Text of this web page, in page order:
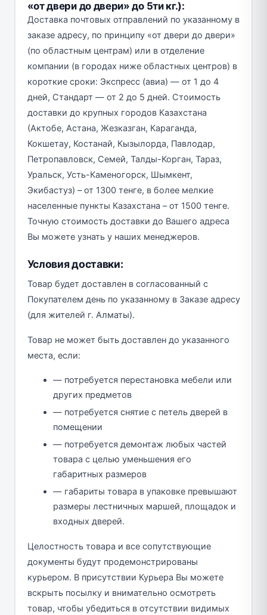
«от двери до двери» до 5ти кг.):
Доставка почтовых отправлений по указанному в
заказе адресу, по принципу «от двери до двери»
(по областным центрам) или в отделение
компании (в городах ниже областных центров) в
короткие сроки: Экспресс (авиа) — от 1 до 4
дней, Стандарт — от 2 до 5 дней. Стоимость
доставки до крупных городов Казахстана
(Актобе, Астана, Жезказган, Караганда,
Кокшетау, Костанай, Кызылорда, Павлодар,
Петропавловск, Семей, Талды-Корган, Тараз,
Уральск, Усть-Каменогорск, Шымкент,
Экибастуз) – от 1300 тенге, в более мелкие
населенные пункты Казахстана – от 1500 тенге.
Точную стоимость доставки до Вашего адреса
Вы можете узнать у наших менеджеров.
Условия доставки:
Товар будет доставлен в согласованный с
Покупателем день по указанному в Заказе адресу
(для жителей г. Алматы).
Товар не может быть доставлен до указанного
места, если:
— потребуется перестановка мебели или
других предметов
— потребуется снятие с петель дверей в
помещении
— потребуется демонтаж любых частей
товара с целью уменьшения его
габаритных размеров
— габариты товара в упаковке превышают
размеры лестничных маршей, площадок и
входных дверей.
Целостность товара и все сопутствующие
документы будут продемонстрированы
курьером. В присутствии Курьера Вы можете
вскрыть посылку и внимательно осмотреть
товар, чтобы убедиться в отсутствии видимых